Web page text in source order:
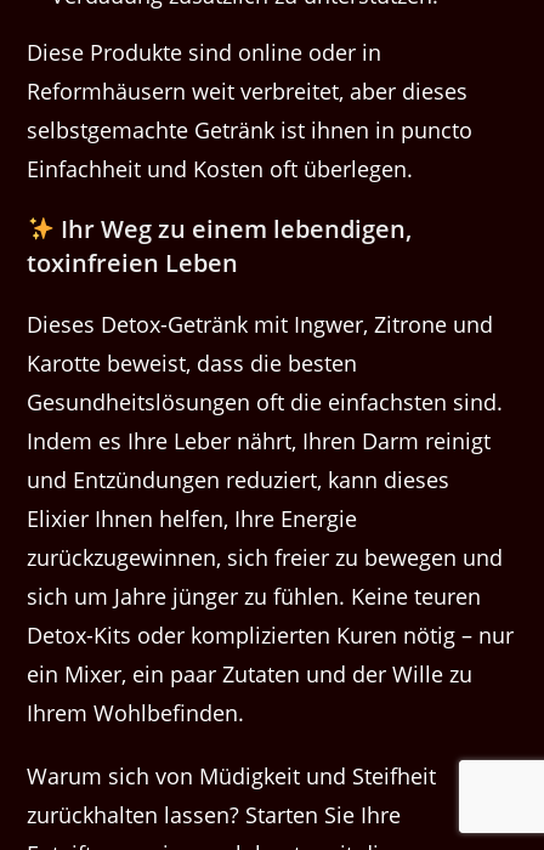
Diese Produkte sind online oder in
Reformhäusern weit verbreitet, aber dieses
selbstgemachte Getränk ist ihnen in puncto
Einfachheit und Kosten oft überlegen.
Ihr Weg zu einem lebendigen,
toxinfreien Leben
Dieses Detox-Getränk mit Ingwer, Zitrone und
Karotte beweist, dass die besten
Gesundheitslösungen oft die einfachsten sind.
Indem es Ihre Leber nährt, Ihren Darm reinigt
und Entzündungen reduziert, kann dieses
Elixier Ihnen helfen, Ihre Energie
zurückzugewinnen, sich freier zu bewegen und
sich um Jahre jünger zu fühlen. Keine teuren
Detox-Kits oder komplizierten Kuren nötig – nur
ein Mixer, ein paar Zutaten und der Wille zu
Ihrem Wohlbefinden.
Warum sich von Müdigkeit und Steifheit
zurückhalten lassen? Starten Sie Ihre